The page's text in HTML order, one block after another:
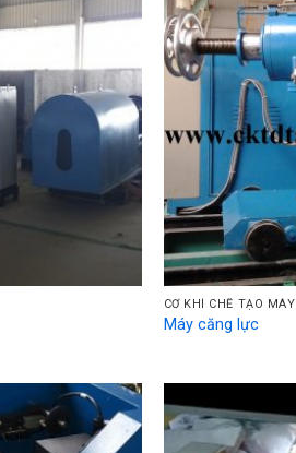
CƠ KHÍ CHẾ TẠO MÁY
Máy căng lực